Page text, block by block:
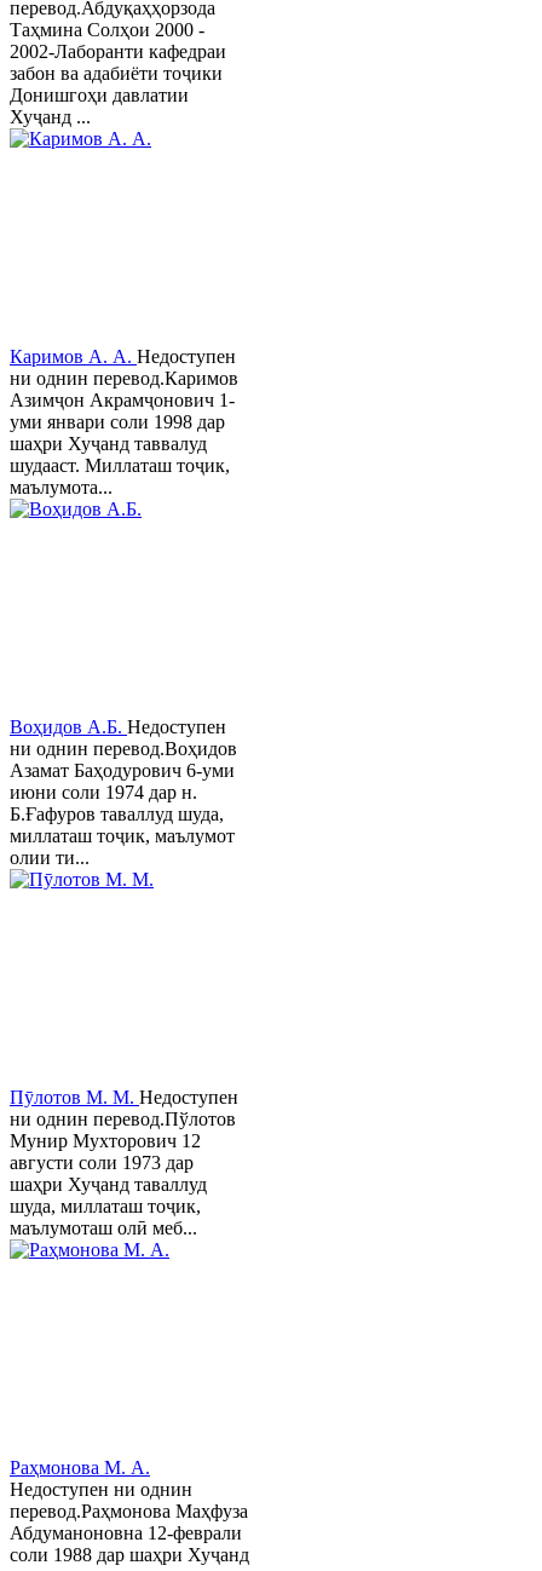
перевод.Абдуқаҳҳорзода
Таҳмина Солҳои 2000 -
2002-Лаборанти кафедраи
забон ва адабиёти тоҷики
Донишгоҳи давлатии
Хуҷанд ...
Каримов А. А. Недоступен
ни однин перевод.Каримов
Азимҷон Акрамҷонович 1-
уми январи соли 1998 дар
шаҳри Хуҷанд таввалуд
шудааст. Миллаташ тоҷик,
маълумота...
Воҳидов А.Б. Недоступен
ни однин перевод.Воҳидов
Азамат Баҳодурович 6-уми
июни соли 1974 дар н.
Б.Ғафуров таваллуд шуда,
миллаташ тоҷик, маълумот
олии ти...
Пӯлотов М. М. Недоступен
ни однин перевод.Пўлотов
Мунир Мухторович 12
августи соли 1973 дар
шаҳри Хуҷанд таваллуд
шуда, миллаташ тоҷик,
маълумоташ олӣ меб...
Раҳмонова М. А.
Недоступен ни однин
перевод.Раҳмонова Маҳфуза
Абдуманоновна 12-феврали
соли 1988 дар шаҳри Хуҷанд